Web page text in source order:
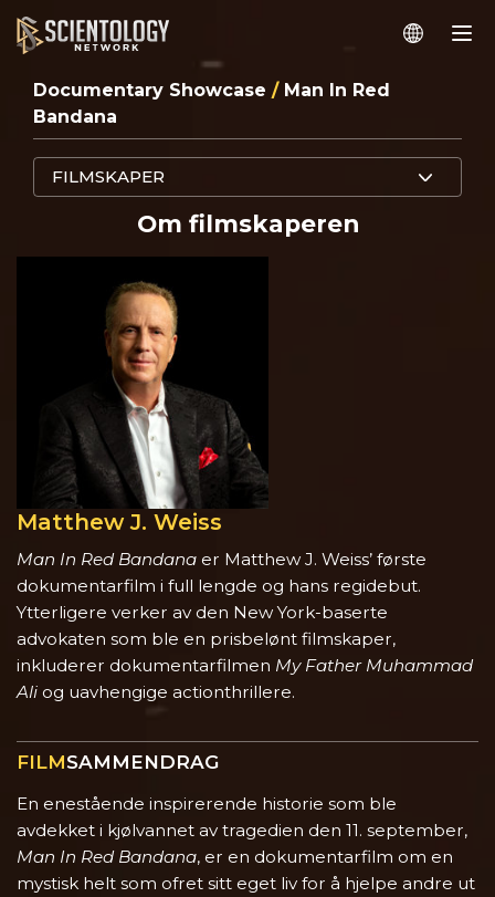
Documentary Showcase / Man In Red
Bandana
FILMSKAPER
Om filmskaperen
Matthew J. Weiss
Man In Red Bandana er Matthew J. Weiss’ første
dokumentarfilm i full lengde og hans regidebut.
Ytterligere verker av den New York-baserte
advokaten som ble en prisbelønt filmskaper,
inkluderer dokumentarfilmen My Father Muhammad
Ali og uavhengige actionthrillere.
FILMSAMMENDRAG
En enestående inspirerende historie som ble
avdekket i kjølvannet av tragedien den 11. september,
Man In Red Bandana, er en dokumentarfilm om en
mystisk helt som ofret sitt eget liv for å hjelpe andre ut